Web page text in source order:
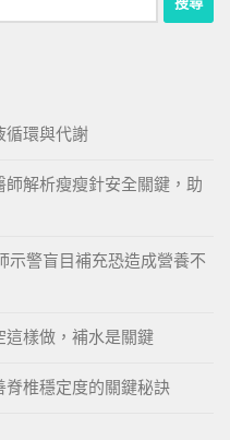
循環與代謝
解析瘦瘦針安全關鍵，助
示警盲目補充恐造成營養不
這樣做，補水是關鍵
脊椎穩定度的關鍵秘訣